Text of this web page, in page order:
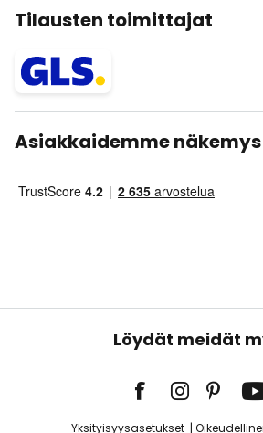
Tilausten toimittajat
Asiakkaidemme näkemys
Löydät meidät
Yksityisyysasetukset